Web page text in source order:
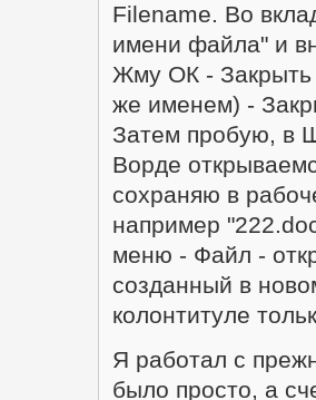
Filename. Во
имени файла" и
Жму ОК - Закрыть
же именем) -
Затем пробую, в
Ворде
сохраняю в
например
меню - Файл -
созданный в
колонтитуле
Я работал с
было просто, а